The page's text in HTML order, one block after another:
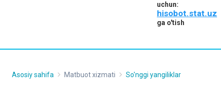
uchun:
hisobot.stat.uz
ga o'tish
Asosiy sahifa Matbuot xizmati So'nggi yangiliklar